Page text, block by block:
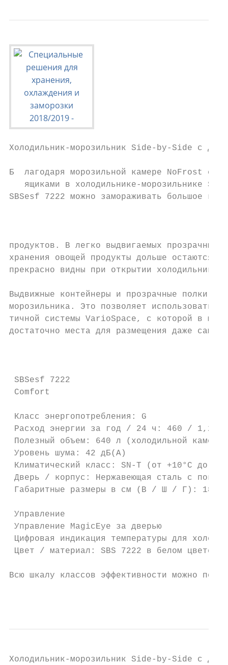
Холодильник-морозильник Side-by-Side с
Б  лагодаря морозильной камере NoFrost с
ящиками в холодильнике-морозильнике
SBSesf 7222 можно замораживать большое
продуктов. В легко выдвигаемых
хранения овощей продукты дольше
прекрасно видны при открытии
Выдвижные контейнеры и прозрачные
морозильника. Это позволяет
тичной системы VarioSpace, с которой в
достаточно места для размещения даже
SBSesf 7222
Comfort
Класс энергопотребления: G
Расход энергии за год / 24 ч: 460 / 1,258
Полезный объем: 640 л (холодильной
Уровень шума: 42 дБ(А)
Климатический класс: SN-T (от +10°C до
Дверь / корпус: Нержавеющая сталь с
Габаритные размеры в см (В / Ш / Г): 185
Управление
Управление MagicEye за дверью
Цифровая индикация температуры для
Цвет / материал: SBS 7222 в белом
Всю шкалу классов эффективности можно
Холодильник-морозильник Side-by-Side с